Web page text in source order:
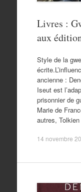
Livres :
aux
Style de la
ancienne :
Iseut est
prisonnier de
Marie de
autres,
14 novembre